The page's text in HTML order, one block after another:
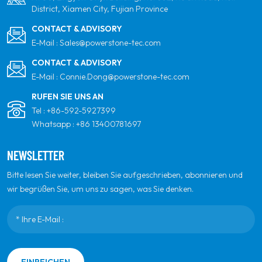
District, Xiamen City, Fujian Province
CONTACT & ADVISORY
E-Mail : Sales@powerstone-tec.com
CONTACT & ADVISORY
E-Mail : Connie.Dong@powerstone-tec.com
RUFEN SIE UNS AN
Tel : +86-592-5927399
Whatsapp : +86 13400781697
NEWSLETTER
Bitte lesen Sie weiter, bleiben Sie aufgeschrieben, abonnieren und
wir begrüßen Sie, um uns zu sagen, was Sie denken.